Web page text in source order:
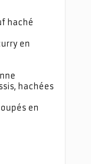
haché
en
hachées
en